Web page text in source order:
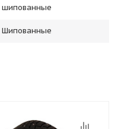
шипованные
Шипованные